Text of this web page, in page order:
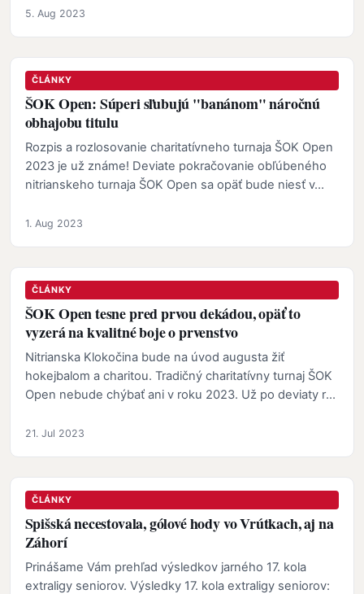
5. Aug 2023
ČLÁNKY
ŠOK Open: Súperi sľubujú "banánom" náročnú
obhajobu titulu
Rozpis a rozlosovanie charitatívneho turnaja ŠOK Open
2023 je už známe! Deviate pokračovanie obľúbeného
nitrianskeho turnaja ŠOK Open sa opäť bude niesť v…
1. Aug 2023
ČLÁNKY
ŠOK Open tesne pred prvou dekádou, opäť to
vyzerá na kvalitné boje o prvenstvo
Nitrianska Klokočina bude na úvod augusta žiť
hokejbalom a charitou. Tradičný charitatívny turnaj ŠOK
Open nebude chýbať ani v roku 2023. Už po deviaty raz
21. Jul 2023
ČLÁNKY
Spišská necestovala, gólové hody vo Vrútkach, aj na
Záhorí
Prinášame Vám prehľad výsledkov jarného 17. kola
extraligy seniorov. Výsledky 17. kola extraligy seniorov: